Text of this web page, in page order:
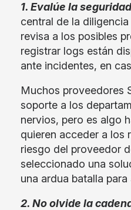
1. Evalúe la
central de la
revisa a los posibles
registrar logs están
ante incidentes, en
Muchos proveedores
soporte a los
nervios, pero es algo
quieren acceder a los
riesgo del proveedor
seleccionado una
una ardua batalla
2. No olvide la